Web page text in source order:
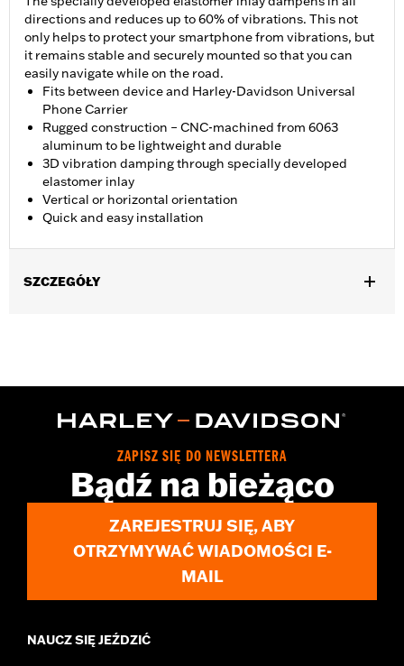
directions and reduces up to 60% of vibrations. This not
only helps to protect your smartphone from vibrations, but
it remains stable and securely mounted so that you can
easily navigate while on the road.
Fits between device and Harley-Davidson Universal
Phone Carrier
Rugged construction – CNC-machined from 6063
aluminum to be lightweight and durable
3D vibration damping through specially developed
elastomer inlay
Vertical or horizontal orientation
Quick and easy installation
SZCZEGÓŁY
Sold In Units:Each
ZAPISZ SIĘ DO NEWSLETTERA
Bądź na bieżąco
ZAREJESTRUJ SIĘ, ABY
OTRZYMYWAĆ WIADOMOŚCI E-
MAIL
NAUCZ SIĘ JEŹDZIĆ